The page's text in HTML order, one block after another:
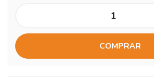
COMPRAR